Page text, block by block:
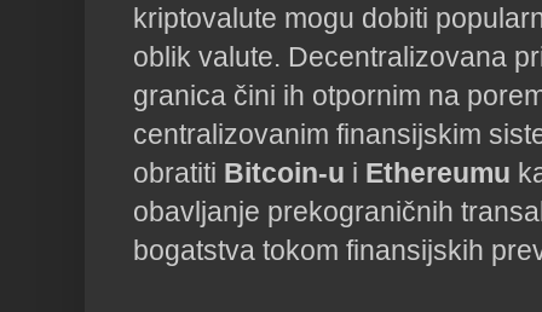
kriptovalute mogu dobiti
oblik valute. Decentralizovana
granica čini ih otpornim na
centralizovanim finansijskim
obratiti Bitcoin-u i Ethereumu
obavljanje prekograničnih
bogatstva tokom finansijskih